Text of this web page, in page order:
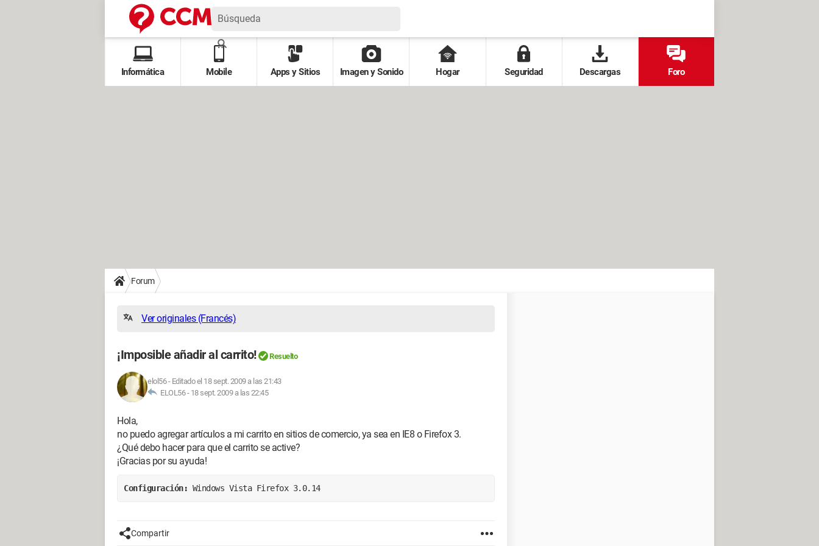
Informática Mobile Apps y Sitios Imagen y Sonido Hogar Seguridad Descargas Foro
Forum
Ver originales (Francés)
¡Imposible añadir al carrito! Resuelto
elol56- Editado el 18 sept. 2009 a las 21:43
ELOL56 - 18 sept. 2009 a las 22:45
Hola,
no puedo agregar artículos a mi carrito en sitios de comercio, ya sea en IE8 o Firefox 3.
¿Qué debo hacer para que el carrito se active?
¡Gracias por su ayuda!
Configuración: Windows Vista Firefox 3.0.14
Compartir